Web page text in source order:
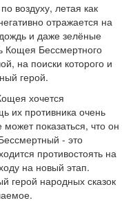
воздуху, летая как
отражается на
и даже зелёные
Кощея Бессмертного
на поиски которого и
герой.
хочется
их противника очень
показаться, что он
- это
противостоять на
на новый этап.
герой народных сказок